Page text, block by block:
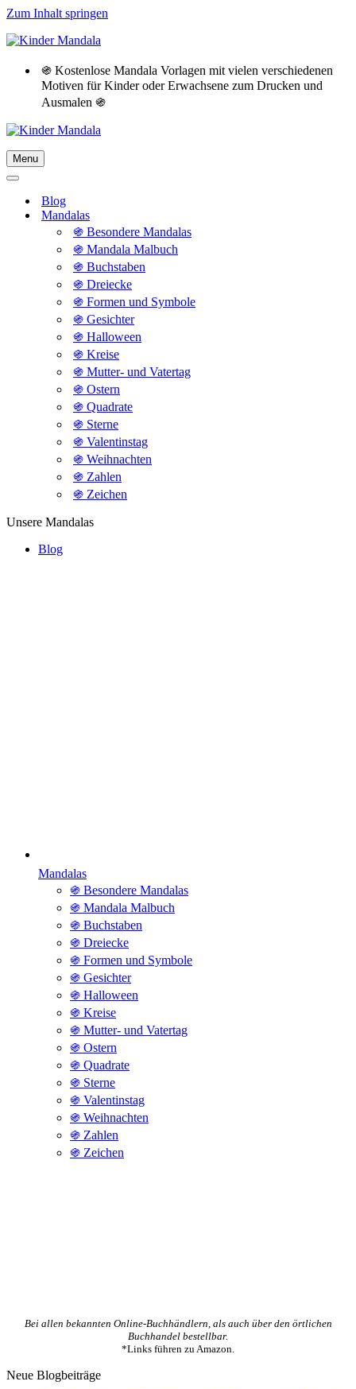
Zum Inhalt springen
֍ Kostenlose Mandala Vorlagen mit vielen verschiedenen
Motiven für Kinder oder Erwachsene zum Drucken und
Ausmalen ֍
Menu
Navigationsmenü
Navigationsmenü
Blog
Mandalas
֍ Besondere Mandalas
֍ Mandala Malbuch
֍ Buchstaben
֍ Dreiecke
֍ Formen und Symbole
֍ Gesichter
֍ Halloween
֍ Kreise
֍ Mutter- und Vatertag
֍ Ostern
֍ Quadrate
֍ Sterne
֍ Valentinstag
֍ Weihnachten
֍ Zahlen
֍ Zeichen
Unsere Mandalas
Blog
Mandalas
֍ Besondere Mandalas
֍ Mandala Malbuch
֍ Buchstaben
֍ Dreiecke
֍ Formen und Symbole
֍ Gesichter
֍ Halloween
֍ Kreise
֍ Mutter- und Vatertag
֍ Ostern
֍ Quadrate
֍ Sterne
֍ Valentinstag
֍ Weihnachten
֍ Zahlen
֍ Zeichen
Bei allen bekannten Online-Buchhändlern, als auch über den örtlichen
Buchhandel bestellbar.
*Links führen zu Amazon.
Neue Blogbeiträge